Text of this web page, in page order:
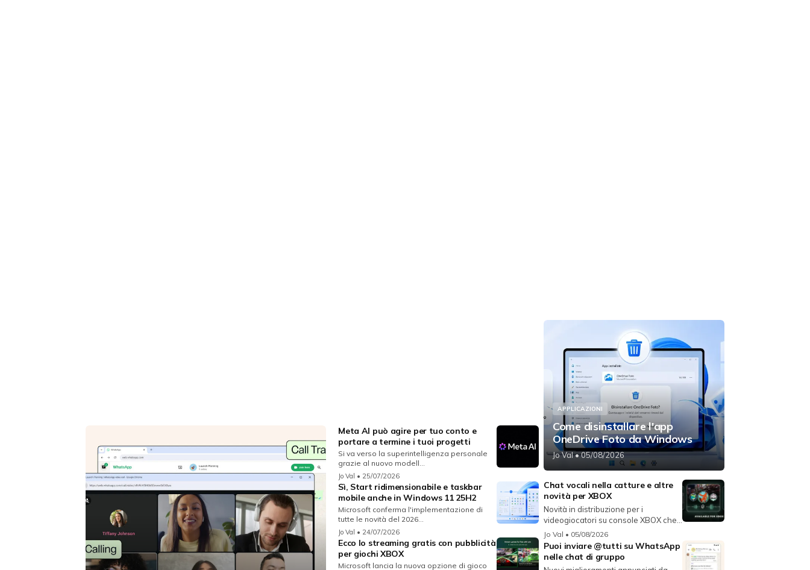
Meta AI può agire per tuo conto e
portare a termine i tuoi progetti
Si va verso la superintelligenza personale
grazie al nuovo modell...
Jo Val • 25/07/2026
Sì, Start ridimensionabile e taskbar
mobile anche in Windows 11 25H2
Microsoft conferma l'implementazione di
tutte le novità del 2026...
Jo Val • 24/07/2026
Ecco lo streaming gratis con pubblicità
per giochi XBOX
Microsoft lancia la nuova opzione di gioco
APPLICAZIONI
Come disinstallare l'app
OneDrive Foto da Windows
Jo Val• 05/08/2026
Chat vocali nella catture e altre
novità per XBOX
Novità in distribuzione per i
videogiocatori su console XBOX che
migli...
Jo Val • 05/08/2026
Puoi inviare @tutti su WhatsApp
nelle chat di gruppo